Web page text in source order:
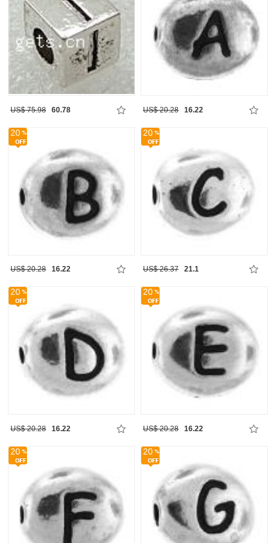
US$ 75.98 60.78 US$ 20.28 16.22
20
US$ 20.28 16.22
20
US$ 26.37 21.1
20
US$ 20.28 16.22
20
US$ 20.28 16.22
20 20